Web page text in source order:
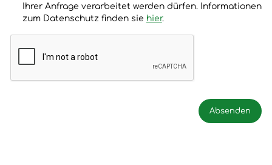
Ihrer Anfrage verarbeitet werden dürfen. Informationen
zum Datenschutz finden sie hier.